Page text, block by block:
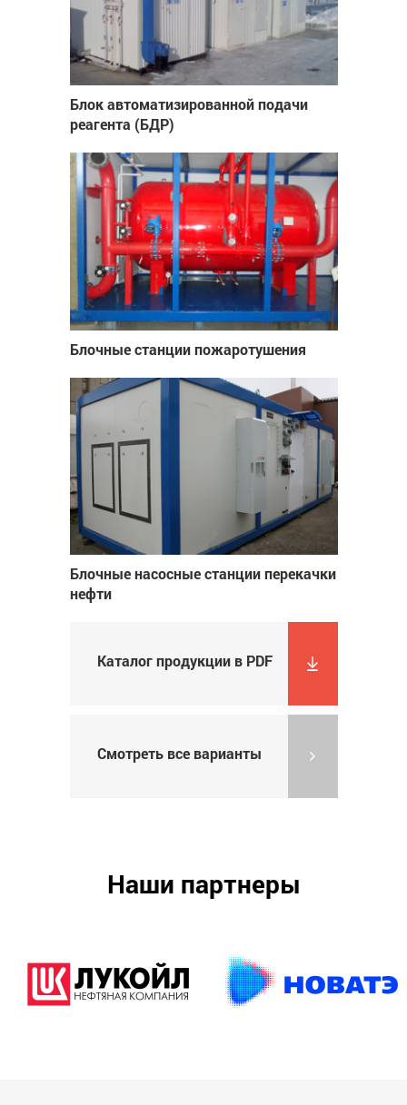
Блок автоматизированной подачи
реагента (БДР)
Блочные станции пожаротушения
Блочные насосные станции перекачки
нефти
Каталог продукции в PDF
Смотреть все варианты
Наши партнеры